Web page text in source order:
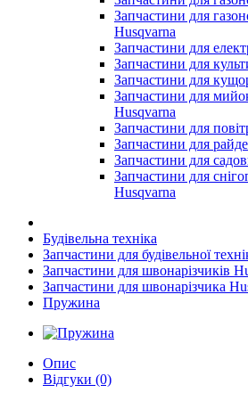
Запчастини для
Husqvarna
Запчастини для
Запчастини для
Запчастини для
Запчастини для
Husqvarna
Запчастини для
Запчастини для
Запчастини для
Запчастини для
Husqvarna
Будівельна техніка
Запчастини для будівельної
Запчастини для швонарізчиків
Запчастини для швонарізчика
Пружина
Опис
Відгуки (0)